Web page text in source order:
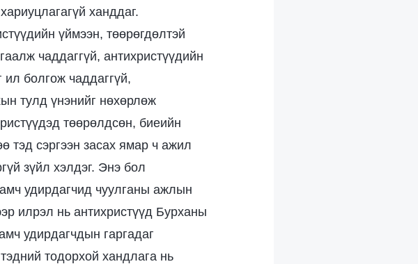
ханддаг.
үймээн, төөрөгдөлтэй
чаддаггүй, антихристүүдийн
болгож чаддаггүй,
тулд үнэнийг нөхөрлөж
төөрөлдсөн, биеийн
тэд сэргээн засах ямар ч ажил
зүйл хэлдэг. Энэ бол
удирдагчид чуулганы ажлын
илрэл нь антихристүүд Бурханы
удирдагчдын гаргадаг
тодорхой хандлага нь